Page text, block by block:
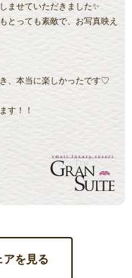
ませていただきました✨
とっても素敵で、お写真映え
、本当に楽しかったです♡
す！！
アを見る